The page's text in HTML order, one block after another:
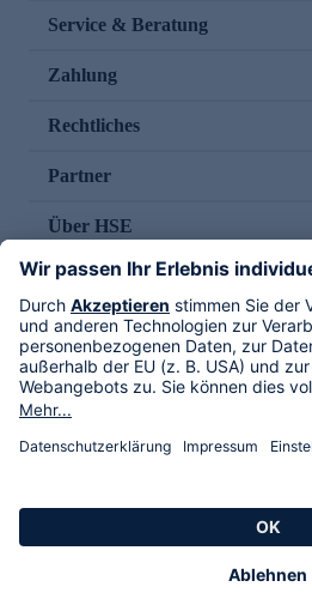
Service & Beratung
Zahlung
Rechtliches
Partner
Über HSE
Im TV
HSE International